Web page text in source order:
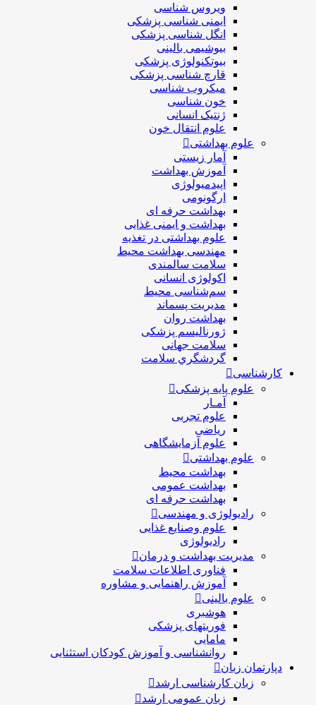
ویروس شناسی
ایمنی شناسی پزشكی
انگل شناسی پزشکی
بیوشیمی بالینی
بیوتکنولوژی پزشکی
قارچ شناسی پزشکی
ميكروب شناسی
خون شناسی
ژنتیک انسانی
علوم انتقال خون
علوم بهداشتی
آمار زیستی
آموزش بهداشت
اپیدمیولوژی
ارگونومی
بهداشت حرفه ای
بهداشت و ایمنی غذایی
علوم بهداشتی در تغذیه
مهندسی بهداشت محيط
سلامت سالمندی
اکولوژی انسانی
سم‌شناسی محیط
مدیریت پسماند
بهداشت روان
ژورنالیسم پزشکی
سلامت جهانی
گردشگري سلامت
کارشناسی
علوم پایه پزشکی
آمـار
علوم تجربی
ریاضی
علوم آزمایشگاهی
علوم بهداشتی
بهداشت محیط
بهداشت عمومی
بهداشت حرفه ای
رادیولوژی و مهندسی
علوم وصنایع غذایی
رادیولوژی
مدیریت بهداشت و درمان
فناوری اطلاعات سلامت
آموزش راهنمایی و مشاوره
علوم بالینی
هوشبری
فوریتهای پزشکی
مامایی
روانشناسی و آموزش کودکان استثنایی
دپارتمان زبان
زبان کارشناسی ارشد
زبان عمومی ارشد